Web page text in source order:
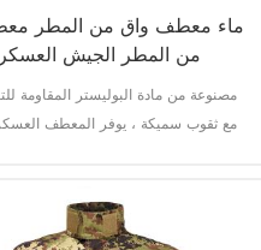
ماء معطف واق من المطر
من المطر الجيش
مصنوعة من مادة البوليستر المقاومة
مع ثقوب سميكة ، يوفر المعطف